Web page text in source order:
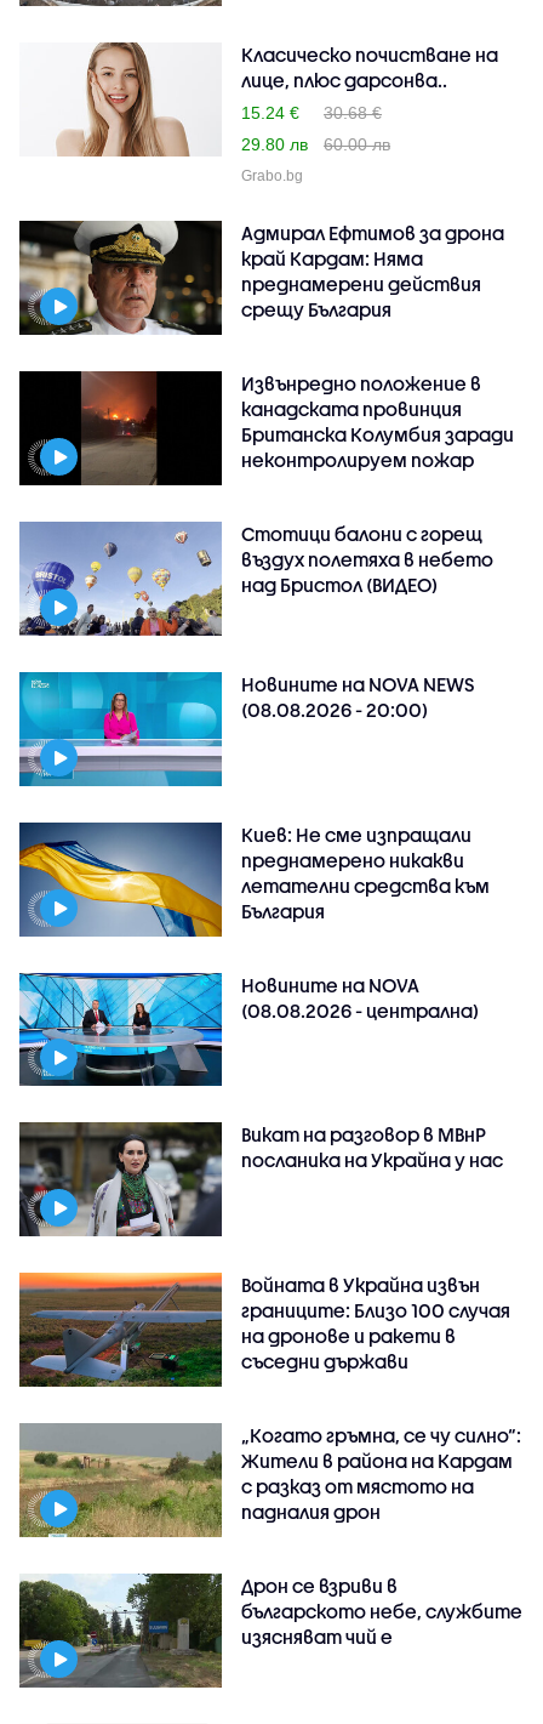
Класическо почистване на
лице, плюс дарсонва..
15.24 €
30.68 €
29.80 лв
60.00 лв
Grabo.bg
Адмирал Ефтимов за дрона
край Кардам: Няма
преднамерени действия
срещу България
Извънредно положение в
канадската провинция
Британска Колумбия заради
неконтролируем пожар
Стотици балони с горещ
въздух полетяха в небето
над Бристол (ВИДЕО)
Новините на NOVA NEWS
(08.08.2026 - 20:00)
Киев: Не сме изпращали
преднамерено никакви
летателни средства към
България
Новините на NOVA
(08.08.2026 - централна)
Викат на разговор в МВнР
посланика на Украйна у нас
Войната в Украйна извън
границите: Близо 100 случая
на дронове и ракети в
съседни държави
„Когато гръмна, се чу силно“:
Жители в района на Кардам
с разказ от мястото на
падналия дрон
Дрон се взриви в
българското небе, службите
изясняват чий е